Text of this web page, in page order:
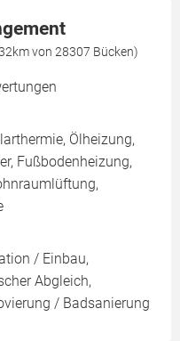
von 28307 Bücken)
Ölheizung,
Fußbodenheizung,
/ Einbau,
Abgleich,
/ Badsanierung